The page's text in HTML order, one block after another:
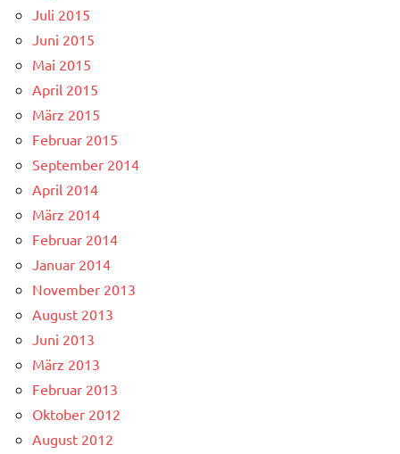
Juli 2015
Juni 2015
Mai 2015
April 2015
März 2015
Februar 2015
September 2014
April 2014
März 2014
Februar 2014
Januar 2014
November 2013
August 2013
Juni 2013
März 2013
Februar 2013
Oktober 2012
August 2012